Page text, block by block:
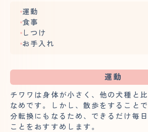
運動
食事
しつけ
お手入れ
運動
チワワは身体が小さく、他の犬種と
なめです。しかし、散歩をすること
分転換にもなるため、できるだけ毎
ことをおすすめします。